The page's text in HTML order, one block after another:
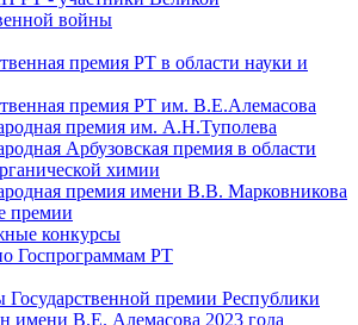
войны
премия РТ в области науки и
премия РТ им. В.Е.Алемасова
премия им. А.Н.Туполева
Арбузовская премия в области
химии
премия имени В.В. Марковникова
премии
конкурсы
Госпрограммам РТ
Государственной премии Республики
имени В.Е. Алемасова 2023 года